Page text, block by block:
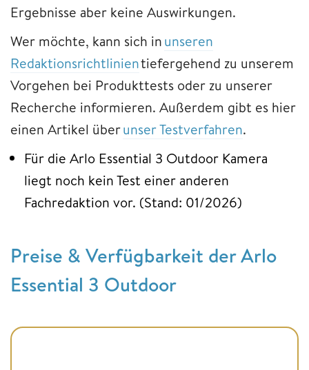
Ergebnisse aber keine Auswirkungen.
Wer möchte, kann sich inunseren
Redaktionsrichtlinientiefergehend zu unserem
Vorgehen bei Produkttests oder zu unserer
Recherche informieren. Außerdem gibt es hier
einen Artikel überunser Testverfahren.
Für die Arlo Essential 3 Outdoor Kamera
liegt noch kein Test einer anderen
Fachredaktion vor. (Stand: 01/2026)
Preise & Verfügbarkeit der Arlo
Essential 3 Outdoor